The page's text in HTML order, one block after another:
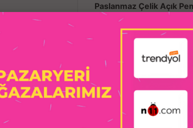
Paslanmaz Çelik Açık
Anal Butt Plug - Büyük
Paslanmaz Çelik Açık
Anal Butt Plug - Büyük
mükemmel şekilde bir
bir kullanım sunan bu
karşılamak için
süreli kullanımlarda
mücevher taşı, ürünü